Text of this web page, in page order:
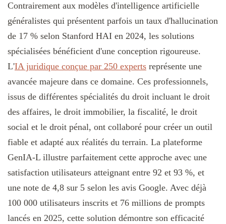
Contrairement aux modèles d'intelligence artificielle
généralistes qui présentent parfois un taux d'hallucination
de 17 % selon Stanford HAI en 2024, les solutions
spécialisées bénéficient d'une conception rigoureuse.
L'IA juridique conçue par 250 experts représente une
avancée majeure dans ce domaine. Ces professionnels,
issus de différentes spécialités du droit incluant le droit
des affaires, le droit immobilier, la fiscalité, le droit
social et le droit pénal, ont collaboré pour créer un outil
fiable et adapté aux réalités du terrain. La plateforme
GenIA-L illustre parfaitement cette approche avec une
satisfaction utilisateurs atteignant entre 92 et 93 %, et
une note de 4,8 sur 5 selon les avis Google. Avec déjà
100 000 utilisateurs inscrits et 76 millions de prompts
lancés en 2025, cette solution démontre son efficacité